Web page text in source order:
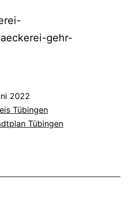
gehr-
2022
Tübingen
Tübingen